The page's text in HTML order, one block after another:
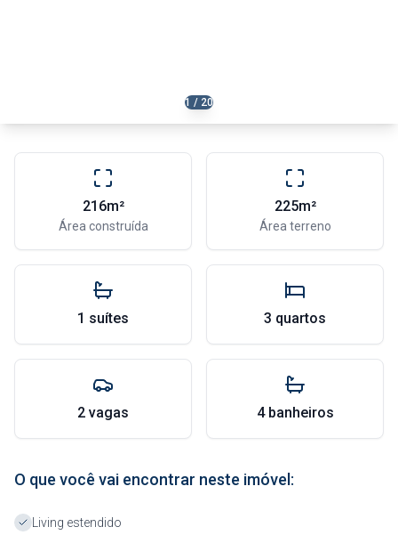
1 / 20
216m²
Área construída
225m²
Área terreno
1 suítes 3 quartos
2 vagas 4 banheiros
O que você vai encontrar neste imóvel:
Living estendido